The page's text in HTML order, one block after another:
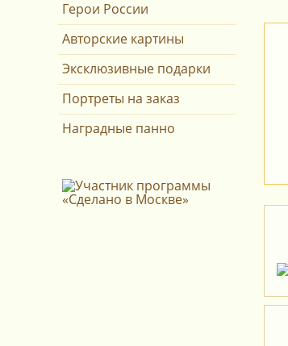
Герои России
Авторские картины
Эксклюзивные подарки
Портреты на заказ
Наградные панно